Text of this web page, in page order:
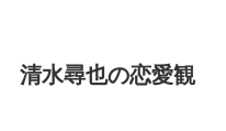
清水尋也の恋愛観